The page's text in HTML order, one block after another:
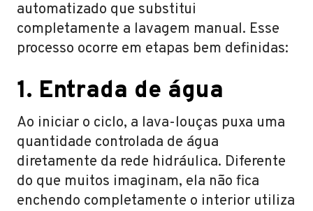
automatizado que substitui
completamente a lavagem manual. Esse
processo ocorre em etapas bem definidas:
1. Entrada de água
Ao iniciar o ciclo, a lava-louças puxa uma
quantidade controlada de água
diretamente da rede hidráulica. Diferente
do que muitos imaginam, ela não fica
enchendo completamente o interior utiliza